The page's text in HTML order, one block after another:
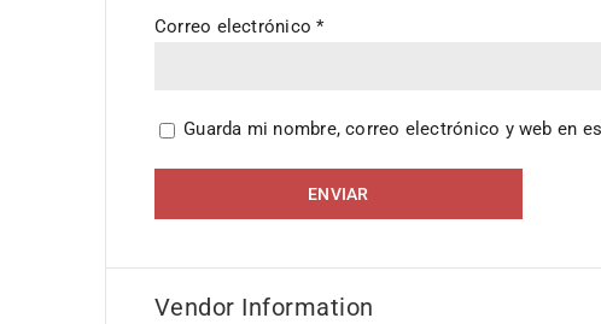
Correo electrónico*
Guarda mi nombre, correo electrónico y web en
Vendor Information